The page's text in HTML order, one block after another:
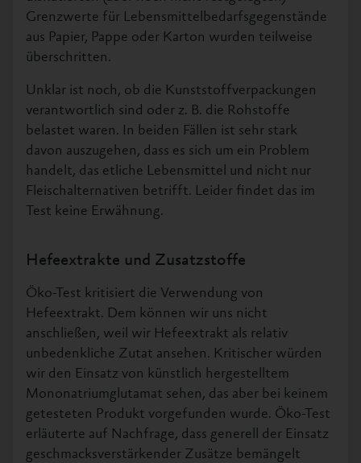
Grenzwerte für Lebensmittelbedarfsgegenstände
aus Papier, Pappe oder Karton wurden teilweise
überschritten.
Unklar ist noch, ob die Kunststoffverpackungen
verantwortlich sind oder z. B. die Rohstoffe
belastet waren. In beiden Fällen ist sehr stark
davon auszugehen, dass es sich um ein Problem
handelt, das etliche Lebensmittel und nicht nur
Fleischalternativen betrifft. Leider findet das im
Test keine Erwähnung.
Hefeextrakte und Zusatzstoffe
Öko-Test kritisiert die Verwendung von
Hefeextrakt. Dem können wir uns nicht
anschließen, weil wir Hefeextrakt als relativ
unbedenkliche Zutat ansehen. Kritischer würden
wir den Einsatz von künstlich hergestelltem
Mononatriumglutamat sehen, das aber bei keinem
getesteten Produkt vorgefunden wurde. Öko-Test
erläuterte auf Nachfrage, dass generell der Einsatz
geschmacksverstärkender Zusätze bemängelt